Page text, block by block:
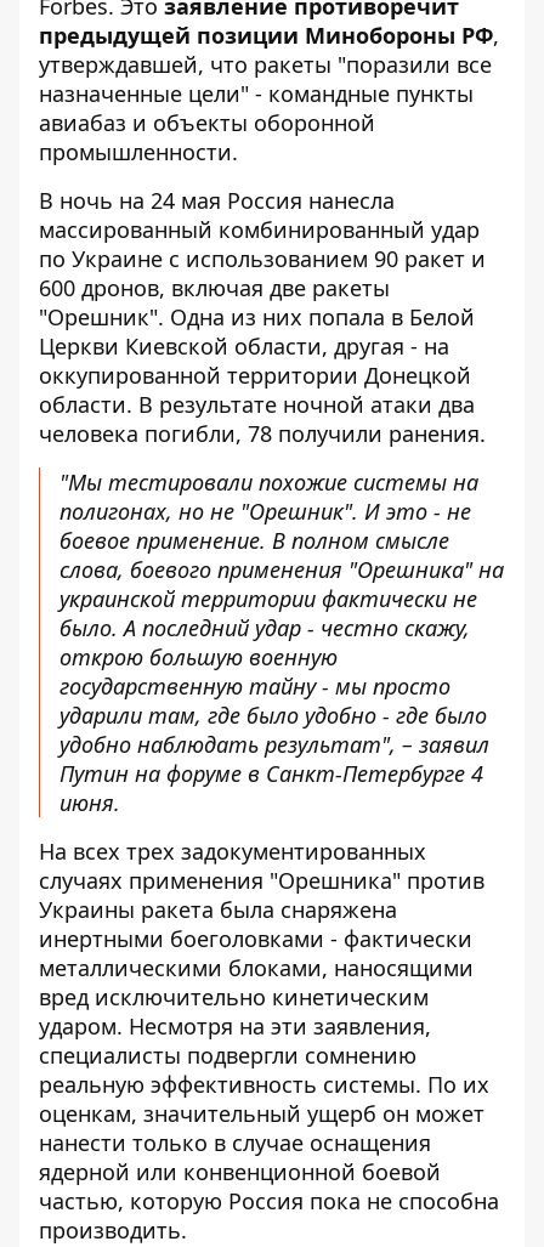
Forbes. Это заявление противоречит
предыдущей позиции Минобороны РФ,
утверждавшей, что ракеты "поразили все
назначенные цели" - командные пункты
авиабаз и объекты оборонной
промышленности.
В ночь на 24 мая Россия нанесла
массированный комбинированный удар
по Украине с использованием 90 ракет и
600 дронов, включая две ракеты
"Орешник". Одна из них попала в Белой
Церкви Киевской области, другая - на
оккупированной территории Донецкой
области. В результате ночной атаки два
человека погибли, 78 получили ранения.
"Мы тестировали похожие системы на
полигонах, но не "Орешник". И это - не
боевое применение. В полном смысле
слова, боевого применения "Орешника" на
украинской территории фактически не
было. А последний удар - честно скажу,
открою большую военную
государственную тайну - мы просто
ударили там, где было удобно - где было
удобно наблюдать результат", – заявил
Путин на форуме в Санкт-Петербурге 4
июня.
На всех трех задокументированных
случаях применения "Орешника" против
Украины ракета была снаряжена
инертными боеголовками - фактически
металлическими блоками, наносящими
вред исключительно кинетическим
ударом. Несмотря на эти заявления,
специалисты подвергли сомнению
реальную эффективность системы. По их
оценкам, значительный ущерб он может
нанести только в случае оснащения
ядерной или конвенционной боевой
частью, которую Россия пока не способна
производить.